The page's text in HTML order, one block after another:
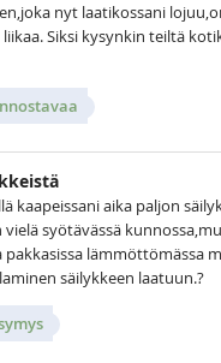
nyt laatikossani
Siksi kysynkin teiltä
kaapeissani aika paljon
vielä syötävässä
pakkasissa lämmöttömässa
säilykkeen laatuun.?